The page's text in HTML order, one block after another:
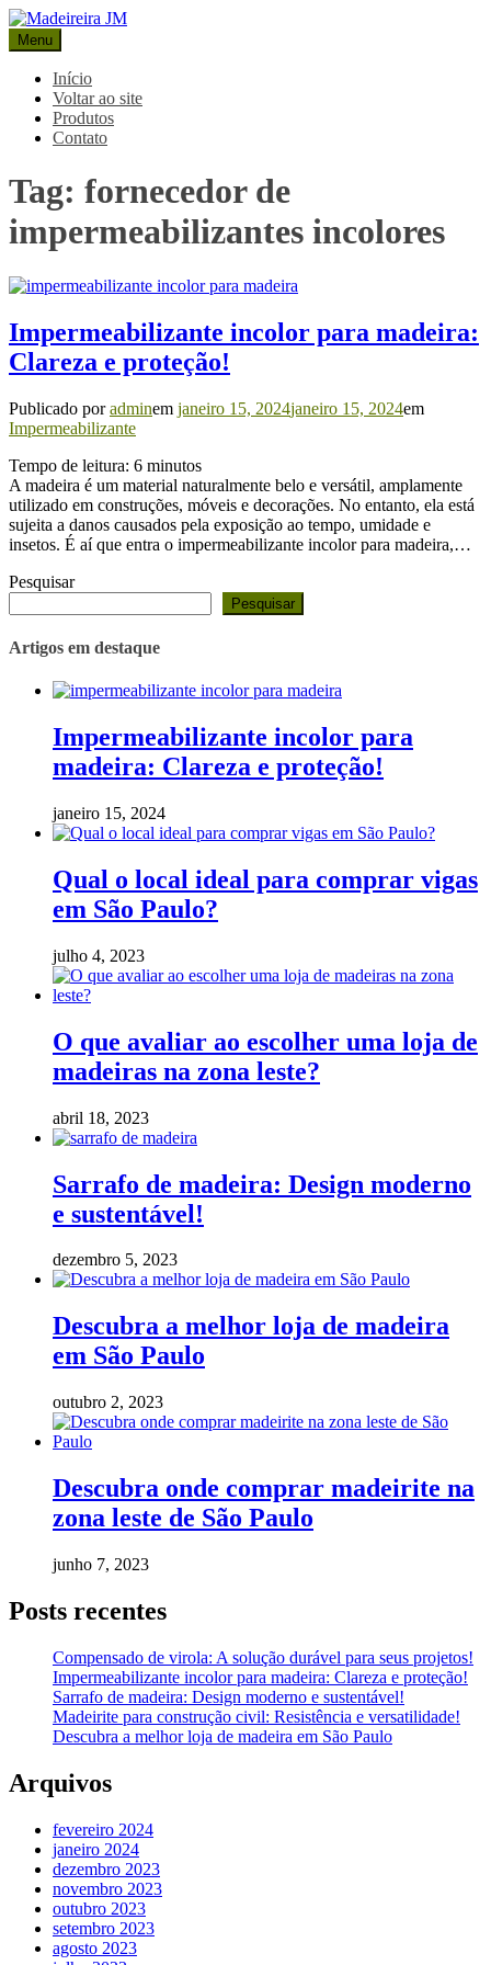
Pular
para
o
conteúdo
Madeireira JM
Blog Madeireira JM
Menu
Início
Voltar ao site
Produtos
Contato
Tag: fornecedor de
impermeabilizantes incolores
Impermeabilizante incolor para madeira:
Clareza e proteção!
Publicado poradminem janeiro 15, 2024janeiro 15, 2024em
Impermeabilizante
Tempo de leitura: 6 minutos
A madeira é um material naturalmente belo e versátil, amplamente
utilizado em construções, móveis e decorações. No entanto, ela está
sujeita a danos causados pela exposição ao tempo, umidade e
insetos. É aí que entra o impermeabilizante incolor para madeira,…
Pesquisar
Pesquisar
Artigos em destaque
Impermeabilizante incolor para
madeira: Clareza e proteção!
janeiro 15, 2024
Qual o local ideal para comprar vigas
em São Paulo?
julho 4, 2023
O que avaliar ao escolher uma loja de
madeiras na zona leste?
abril 18, 2023
Sarrafo de madeira: Design moderno
e sustentável!
dezembro 5, 2023
Descubra a melhor loja de madeira
em São Paulo
outubro 2, 2023
Descubra onde comprar madeirite na
zona leste de São Paulo
junho 7, 2023
Posts recentes
Compensado de virola: A solução durável para seus projetos!
Impermeabilizante incolor para madeira: Clareza e proteção!
Sarrafo de madeira: Design moderno e sustentável!
Madeirite para construção civil: Resistência e versatilidade!
Descubra a melhor loja de madeira em São Paulo
Arquivos
fevereiro 2024
janeiro 2024
dezembro 2023
novembro 2023
outubro 2023
setembro 2023
agosto 2023